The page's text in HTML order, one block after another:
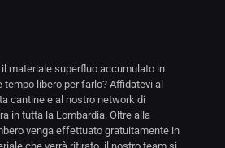
materiale superfluo accumulato in
tempo libero per farlo? Affidatevi al
cantine e al nostro network di
in tutta la Lombardia. Oltre alla
venga effettuato gratuitamente in